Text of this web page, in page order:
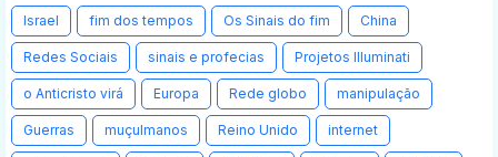
Israel fim dos tempos Os Sinais do fim China
Redes Sociais sinais e profecias Projetos Illuminati
o Anticristo virá Europa Rede globo manipulação
Guerras muçulmanos Reino Unido internet